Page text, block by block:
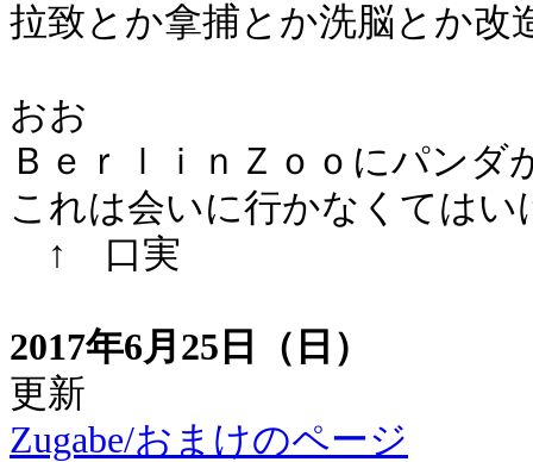
拉致とか拿捕とか洗脳とか
おお
ＢｅｒｌｉｎＺｏｏにパン
これは会いに行かなくてはい
↑ 口実
2017年6月25日（日）
更新
Zugabe/おまけのページ